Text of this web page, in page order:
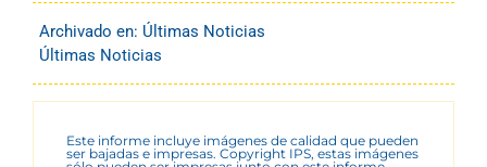
Archivado en: Últimas Noticias
Últimas Noticias
Este informe incluye imágenes de calidad que pueden
ser bajadas e impresas. Copyright IPS, estas imágenes